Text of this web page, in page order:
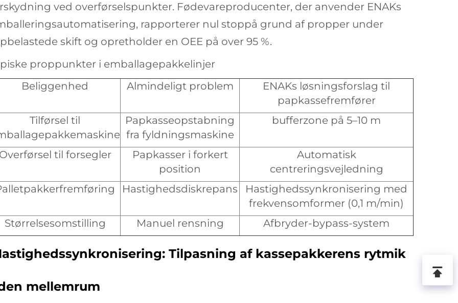
ved overførselspunkter. Fødevareproducenter, der anvender ENAKs
rapporterer nul stoppå grund af propper under
skift og opretholder en OEE på over 95 %.
proppunkter i emballagepakkelinjer
Beliggenhed
Almindeligt problem
ENAKs løsningsforslag til
papkassefremfører
Tilførsel til
Papkasseopstabning
fra fyldningsmaskine
bufferzone på 5–10 m
Overførsel til forsegler
Papkasser i forkert
position
Automatisk
centreringsvejledning
Hastighedsdiskrepans
Hastighedssynkronisering med
frekvensomformer (0,1 m/min)
Størrelsesomstilling
Manuel rensning Afbryder-bypass-system
Tilpasning af kassepakkerens rytmik
mellemrum